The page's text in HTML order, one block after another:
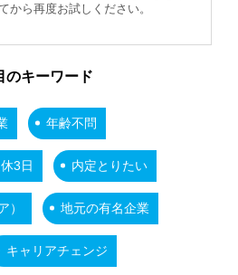
から再度お試しください。
のキーワード
年齢不問
3日 内定とりたい
） 地元の有名企業
キャリアチェンジ